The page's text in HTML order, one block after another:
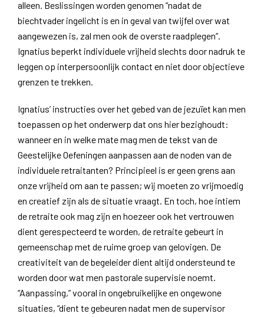
alleen. Beslissingen worden genomen “nadat de
biechtvader ingelicht is en in geval van twijfel over wat
aangewezen is, zal men ook de overste raadplegen”.
Ignatius beperkt individuele vrijheid slechts door nadruk te
leggen op interpersoonlijk contact en niet door objectieve
grenzen te trekken.
Ignatius’ instructies over het gebed van de jezuïet kan men
toepassen op het onderwerp dat ons hier bezighoudt:
wanneer en in welke mate mag men de tekst van de
Geestelijke Oefeningen aanpassen aan de noden van de
individuele retraitanten? Principieel is er geen grens aan
onze vrijheid om aan te passen; wij moeten zo vrijmoedig
en creatief zijn als de situatie vraagt. En toch, hoe intiem
de retraite ook mag zijn en hoezeer ook het vertrouwen
dient gerespecteerd te worden, de retraite gebeurt in
gemeenschap met de ruime groep van gelovigen. De
creativiteit van de begeleider dient altijd ondersteund te
worden door wat men pastorale supervisie noemt.
“Aanpassing,” vooral in ongebruikelijke en ongewone
situaties, “dient te gebeuren nadat men de supervisor